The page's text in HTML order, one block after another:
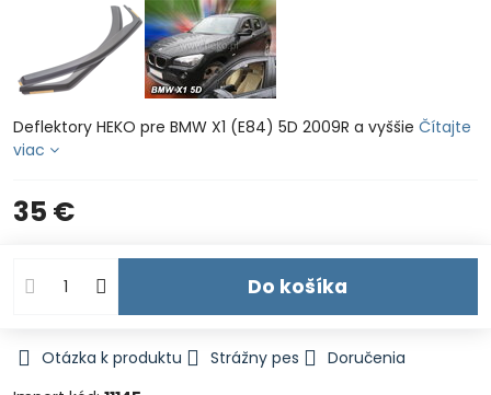
Deflektory HEKO pre BMW X1 (E84) 5D 2009R a vyššie Čítajte
viac
35 €
Do košíka
Otázka k produktu Strážny pes
Doručenia